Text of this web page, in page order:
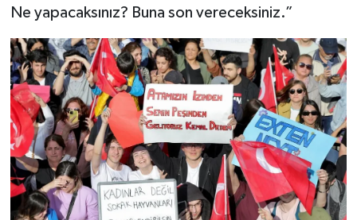
Ne yapacaksınız? Buna son vereceksiniz.”